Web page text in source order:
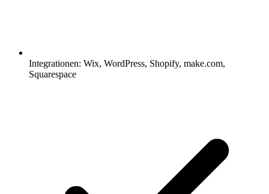
Integrationen: Wix, WordPress, Shopify, make.com,
Squarespace